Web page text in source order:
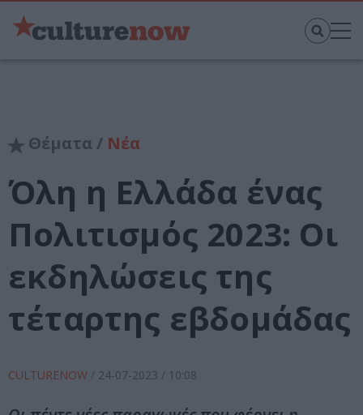
Θέματα / Νέα
Όλη η Ελλάδα ένας
Πολιτισμός 2023: Οι
εκδηλώσεις της
τέταρτης εβδομάδας
CULTURENOW / 24-07-2023 / 10:08